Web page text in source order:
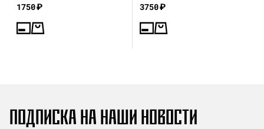
1750₽ 3750₽
ПОДПИСКА НА НАШИ НОВОСТИ